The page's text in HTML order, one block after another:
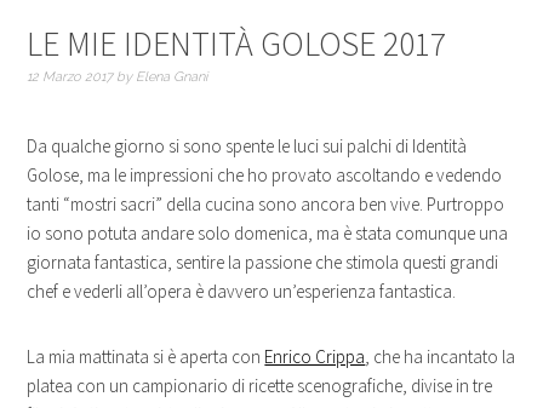
LE MIE IDENTITÀ GOLOSE 2017
12 Marzo 2017by Elena Gnani
Da qualche giorno si sono spente le luci sui palchi di Identità
Golose, ma le impressioni che ho provato ascoltando e vedendo
tanti “mostri sacri” della cucina sono ancora ben vive. Purtroppo
io sono potuta andare solo domenica, ma è stata comunque una
giornata fantastica, sentire la passione che stimola questi grandi
chef e vederli all’opera è davvero un’esperienza fantastica.
La mia mattinata si è aperta con Enrico Crippa, che ha incantato la
platea con un campionario di ricette scenografiche, divise in tre